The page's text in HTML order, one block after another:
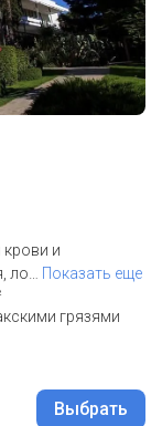
крови и
ло
Показать еще
грязями
Выбрать